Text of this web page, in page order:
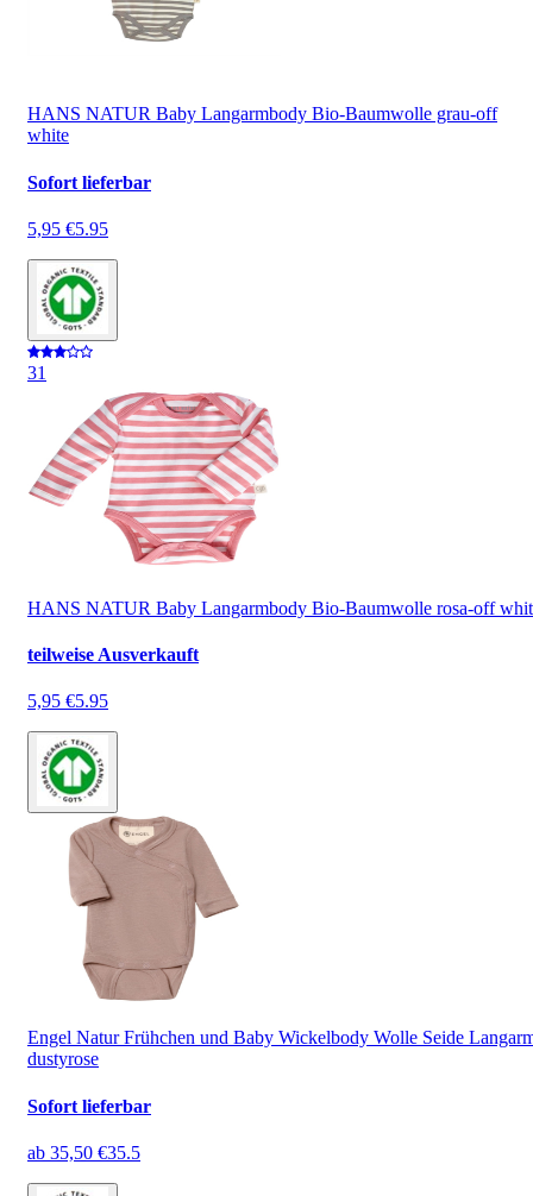
HANS NATUR Baby Langarmbody Bio-Baumwolle grau-off
white
Sofort lieferbar
5,95 €5.95
31
HANS NATUR Baby Langarmbody Bio-Baumwolle rosa-off
teilweise Ausverkauft
5,95 €5.95
Engel Natur Frühchen und Baby Wickelbody Wolle Seide
dustyrose
Sofort lieferbar
ab 35,50 €35.5